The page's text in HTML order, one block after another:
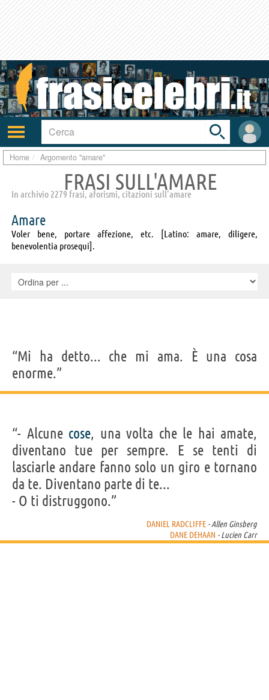
Attiva/disattiva
navigazione
User
area
Toggle
search
bar
Home Argomento "amare"
FRASI SULL'AMARE
In archivio 2279 frasi, aforismi, citazioni sull'amare
Amare
Voler bene, portare affezione, etc. [Latino: amare, diligere,
benevolentia prosequi].
“Mi ha detto... che mi ama. È una cosa
enorme.”
“- Alcune cose, una volta che le hai amate,
diventano tue per sempre. E se tenti di
lasciarle andare fanno solo un giro e tornano
da te. Diventano parte di te...
- O ti distruggono.”
DANIEL RADCLIFFE - Allen Ginsberg
DANE DEHAAN - Lucien Carr